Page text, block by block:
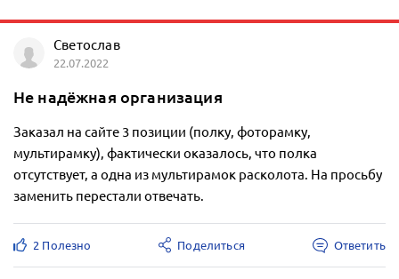
Светослав
22.07.2022
Не надёжная организация
Заказал на сайте 3 позиции (полку, фоторамку,
мультирамку), фактически оказалось, что полка
отсутствует, а одна из мультирамок расколота. На просьбу
заменить перестали отвечать.
2 Полезно Поделиться Ответить